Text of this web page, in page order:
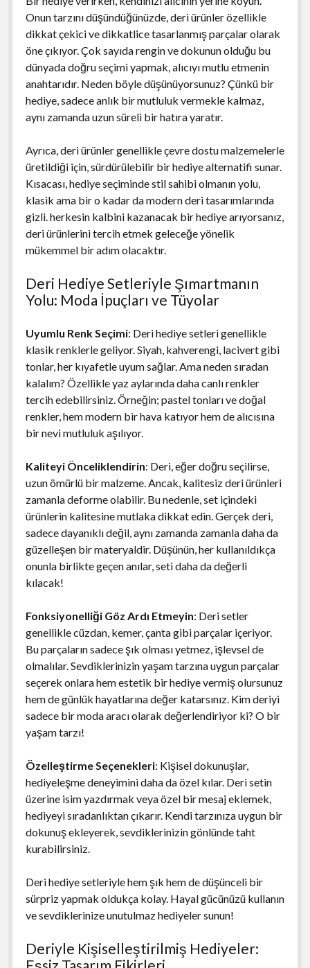
Onun tarzını düşündüğünüzde, deri ürünler özellikle
dikkat çekici ve dikkatlice tasarlanmış parçalar olarak
öne çıkıyor. Çok sayıda rengin ve dokunun olduğu bu
dünyada doğru seçimi yapmak, alıcıyı mutlu etmenin
anahtarıdır. Neden böyle düşünüyorsunuz? Çünkü bir
hediye, sadece anlık bir mutluluk vermekle kalmaz,
aynı zamanda uzun süreli bir hatıra yaratır.
Ayrıca, deri ürünler genellikle çevre dostu malzemelerle
üretildiği için, sürdürülebilir bir hediye alternatifi sunar.
Kısacası, hediye seçiminde stil sahibi olmanın yolu,
klasik ama bir o kadar da modern deri tasarımlarında
gizli. herkesin kalbini kazanacak bir hediye arıyorsanız,
deri ürünlerini tercih etmek geleceğe yönelik
mükemmel bir adım olacaktır.
Deri Hediye Setleriyle Şımartmanın
Yolu: Moda İpuçları ve Tüyolar
Uyumlu Renk Seçimi: Deri hediye setleri genellikle
klasik renklerle geliyor. Siyah, kahverengi, lacivert gibi
tonlar, her kıyafetle uyum sağlar. Ama neden sıradan
kalalım? Özellikle yaz aylarında daha canlı renkler
tercih edebilirsiniz. Örneğin; pastel tonları ve doğal
renkler, hem modern bir hava katıyor hem de alıcısına
bir nevi mutluluk aşılıyor.
Kaliteyi Önceliklendirin: Deri, eğer doğru seçilirse,
uzun ömürlü bir malzeme. Ancak, kalitesiz deri ürünleri
zamanla deforme olabilir. Bu nedenle, set içindeki
ürünlerin kalitesine mutlaka dikkat edin. Gerçek deri,
sadece dayanıklı değil, aynı zamanda zamanla daha da
güzelleşen bir materyaldir. Düşünün, her kullanıldıkça
onunla birlikte geçen anılar, seti daha da değerli
kılacak!
Fonksiyonelliği Göz Ardı Etmeyin: Deri setler
genellikle cüzdan, kemer, çanta gibi parçalar içeriyor.
Bu parçaların sadece şık olması yetmez, işlevsel de
olmalılar. Sevdiklerinizin yaşam tarzına uygun parçalar
seçerek onlara hem estetik bir hediye vermiş olursunuz
hem de günlük hayatlarına değer katarsınız. Kim deriyi
sadece bir moda aracı olarak değerlendiriyor ki? O bir
yaşam tarzı!
Özelleştirme Seçenekleri: Kişisel dokunuşlar,
hediyeleşme deneyimini daha da özel kılar. Deri setin
üzerine isim yazdırmak veya özel bir mesaj eklemek,
hediyeyi sıradanlıktan çıkarır. Kendi tarzınıza uygun bir
dokunuş ekleyerek, sevdiklerinizin gönlünde taht
kurabilirsiniz.
Deri hediye setleriyle hem şık hem de düşünceli bir
sürpriz yapmak oldukça kolay. Hayal gücünüzü kullanın
ve sevdiklerinize unutulmaz hediyeler sunun!
Deriyle Kişiselleştirilmiş Hediyeler: